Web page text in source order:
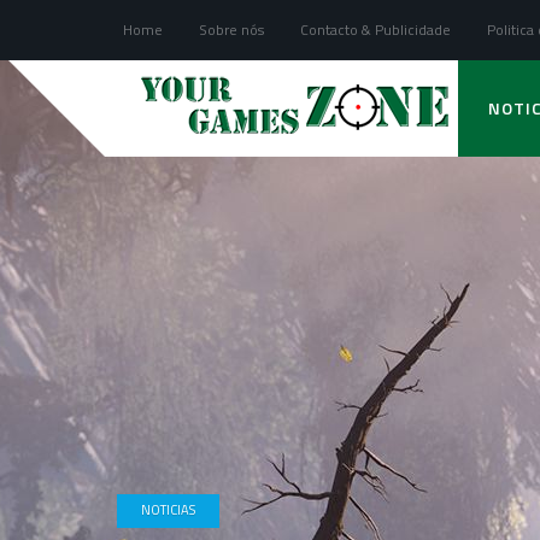
Home Sobre nós Contacto & Publicidade Politica
NOTICIAS